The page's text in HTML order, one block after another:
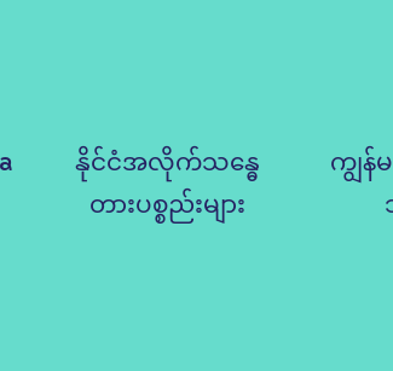
နိုင်ငံအလိုက်သန္ဓေ
တားပစ္စည်းများ
ကျွန်